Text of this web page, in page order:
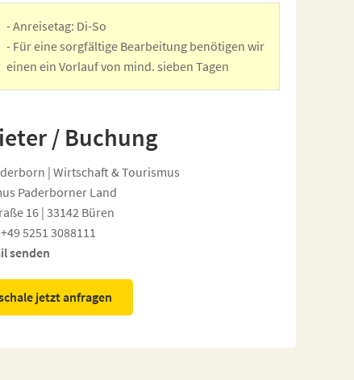
- Anreisetag: Di-So
- Für eine sorgfältige Bearbeitung benötigen wir
einen ein Vorlauf von mind. sieben Tagen
/ Buchung
| Wirtschaft & Tourismus
Paderborner Land
16 | 33142 Büren
5251 3088111
senden
jetzt anfragen